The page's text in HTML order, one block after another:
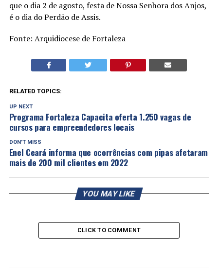
que o dia 2 de agosto, festa de Nossa Senhora dos Anjos,
é o dia do Perdão de Assis.
Fonte: Arquidiocese de Fortaleza
RELATED TOPICS:
UP NEXT
Programa Fortaleza Capacita oferta 1.250 vagas de
cursos para empreendedores locais
DON'T MISS
Enel Ceará informa que ocorrências com pipas afetaram
mais de 200 mil clientes em 2022
YOU MAY LIKE
CLICK TO COMMENT